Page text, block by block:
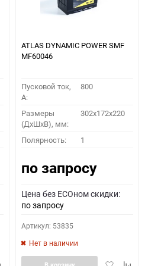
ATLAS DYNAMIC POWER SMF
MF60046
Пусковой ток,
A:
800
Размеры
(ДхШхВ), мм:
302x172x220
Полярность: 1
по запросу
Цена без ECOном скидки:
по запросу
Артикул: 53835
Нет в наличии